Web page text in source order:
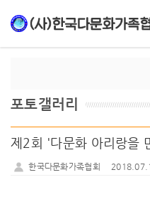
포토갤러리
제2회 '다문화 아리랑을
한국다문화가족협회